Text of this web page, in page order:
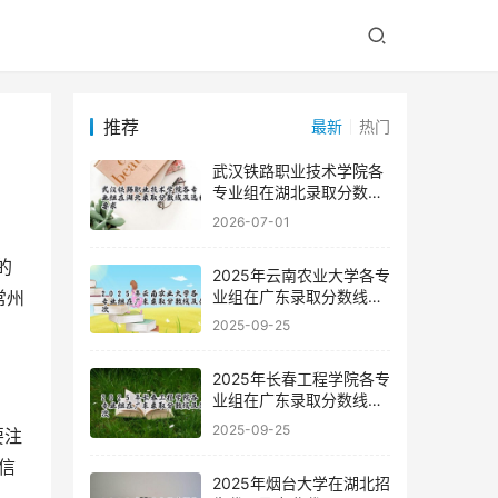
推荐 最新 热门
武汉铁路职业技术学院各
专业组在湖北录取分数线
及选科要求
2026-07-01
2025年云南农业大学各专
业组在广东录取分数线及
位次
2025-09-25
2025年长春工程学院各专
业组在广东录取分数线及
位次
2025-09-25
2025年烟台大学在湖北招